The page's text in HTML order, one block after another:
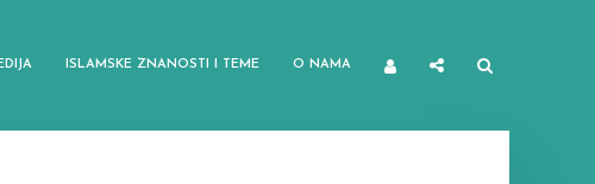
ISLAMSKE ZNANOSTI I TEME O NAMA